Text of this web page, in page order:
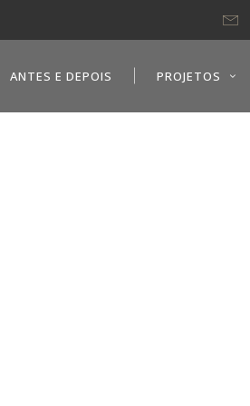
ANTES E DEPOIS PROJETOS